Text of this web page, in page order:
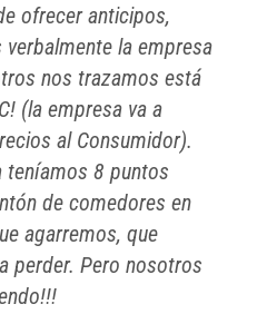
ofrecer anticipos,
la empresa
nos trazamos está
(la empresa va a
al Consumidor).
teníamos 8 puntos
de comedores en
agarremos, que
perder. Pero nosotros